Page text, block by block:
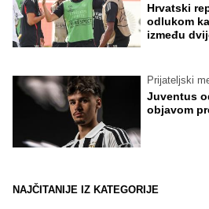
Hrvatski
odlukom
između
Prijateljski
Juventus
objavom
NAJČITANIJE IZ KATEGORIJE